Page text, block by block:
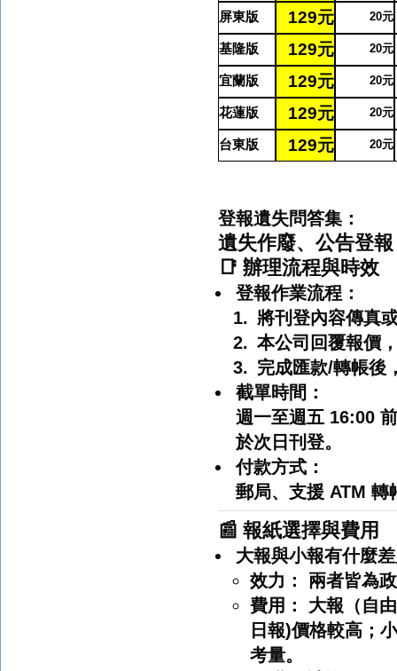
屏東版 129元 20元
基隆版 129元 20元
宜蘭版 129元 20元
花蓮版 129元 20元
台東版 129元 20元
登報遺失問答集 ：
遺失作廢、公告登
📑 辦理流程與時效
登報作業流程：
將刊登內容傳真
本公司回覆報價
完成匯款/轉帳後
截單時間：
週一至週五 16:00 前
於次日刊登。
付款方式：
郵局、支援 ATM 轉
📰 報紙選擇與費用
大報與小報有什麼
效力：
兩者皆為
費用：
大報（自
日報)價格較高；
考量。